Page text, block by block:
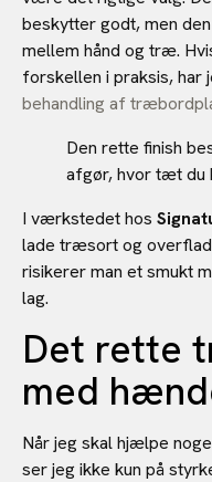
beskytter godt, men
mellem hånd og træ.
forskellen i praksis, har
behandling af
Den rette finish
afgør, hvor tæt du
I værkstedet hos
lade træsort og
risikerer man et smukt
lag.
Det rette
med
Når jeg skal hjælpe
ser jeg ikke kun på